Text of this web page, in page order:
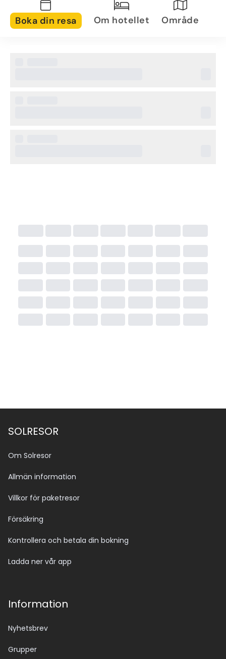
Boka din resa Om hotellet Område
SOLRESOR
Om Solresor
Allmän information
Villkor för paketresor
Försäkring
Kontrollera och betala din bokning
Ladda ner vår app
Information
Nyhetsbrev
Grupper